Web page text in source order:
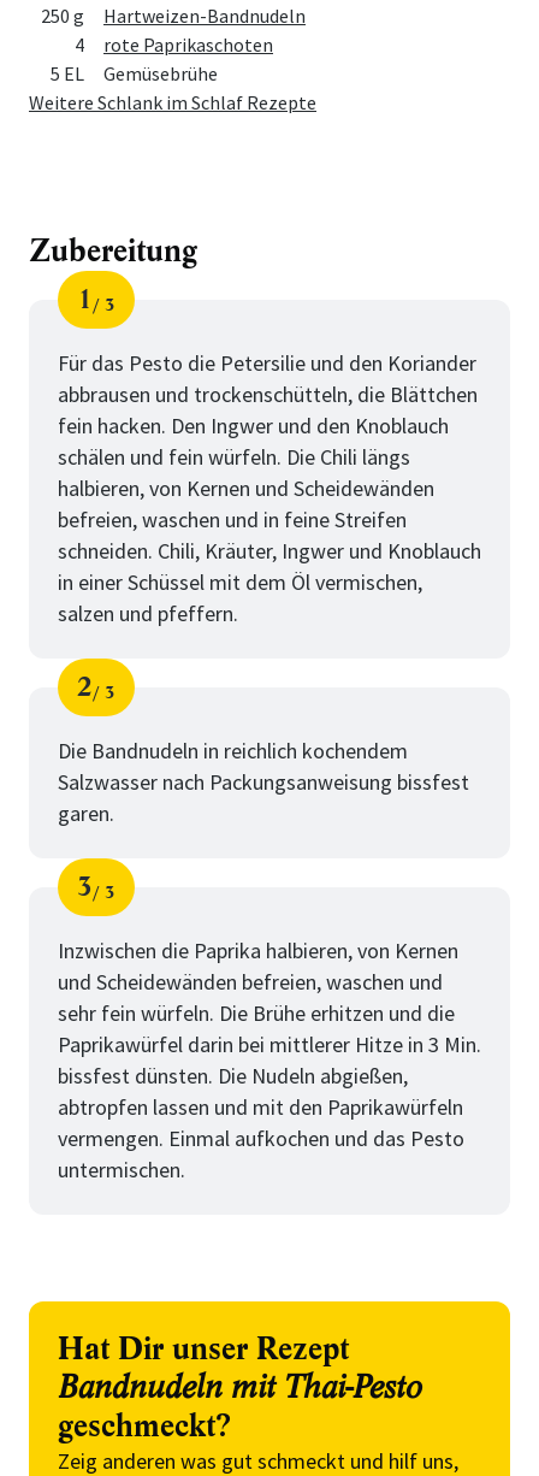
250 g
Hartweizen-Bandnudeln
4
rote Paprikaschoten
5 EL
Gemüsebrühe
Weitere Schlank im Schlaf Rezepte
Zubereitung
Schritt
1
von
3
Für das Pesto die Petersilie und den Koriander
abbrausen und trockenschütteln, die Blättchen
fein hacken. Den Ingwer und den Knoblauch
schälen und fein würfeln. Die Chili längs
halbieren, von Kernen und Scheidewänden
befreien, waschen und in feine Streifen
schneiden. Chili, Kräuter, Ingwer und Knoblauch
in einer Schüssel mit dem Öl vermischen,
salzen und pfeffern.
Schritt
2
von
3
Die Bandnudeln in reichlich kochendem
Salzwasser nach Packungsanweisung bissfest
garen.
Schritt
3
von
3
Inzwischen die Paprika halbieren, von Kernen
und Scheidewänden befreien, waschen und
sehr fein würfeln. Die Brühe erhitzen und die
Paprikawürfel darin bei mittlerer Hitze in 3 Min.
bissfest dünsten. Die Nudeln abgießen,
abtropfen lassen und mit den Paprikawürfeln
vermengen. Einmal aufkochen und das Pesto
untermischen.
Hat Dir unser Rezept
Bandnudeln mit Thai-Pesto
geschmeckt?
Zeig anderen was gut schmeckt und hilf uns,